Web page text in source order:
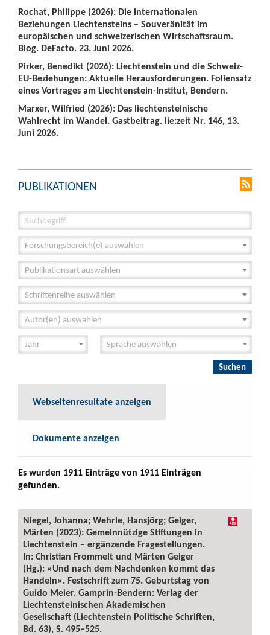
Rochat, Philippe (2026): Die internationalen
Beziehungen Liechtensteins – Souveränität im
europäischen und schweizerischen Wirtschaftsraum.
Blog. DeFacto. 23. Juni 2026.
Pirker, Benedikt (2026): Liechtenstein und die Schweiz-
EU-Beziehungen: Aktuelle Herausforderungen. Foliensatz
eines Vortrages am Liechtenstein-Institut, Bendern.
Marxer, Wilfried (2026): Das liechtensteinische
Wahlrecht im Wandel. Gastbeitrag. lie:zeit Nr. 146, 13.
Juni 2026.
PUBLIKATIONEN
Forschungsbereich(e) auswählen
Publikationsart auswählen
Schriftenreihe auswählen
Autor(en) auswählen
Webseitenresultate anzeigen
Dokumente anzeigen
Es wurden 1911 Einträge von 1911 Einträgen
gefunden.
Niegel, Johanna; Wehrle, Hansjörg; Geiger,
Märten (2023): Gemeinnützige Stiftungen in
Liechtenstein – ergänzende Fragestellungen.
In: Christian Frommelt und Märten Geiger
(Hg.): «Und nach dem Nachdenken kommt das
Handeln». Festschrift zum 75. Geburtstag von
Guido Meier. Gamprin-Bendern: Verlag der
Liechtensteinischen Akademischen
Gesellschaft (Liechtenstein Politische Schriften,
Bd. 63), S. 495–525.